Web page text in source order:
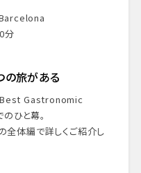
分
の旅がある
Best Gastronomic
ひと幕。
全体編で詳しくご紹介し